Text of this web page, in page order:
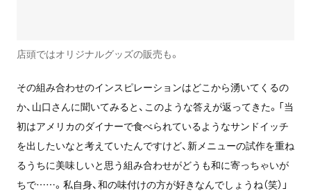
店頭ではオリジナルグッズの販売も。
その組み合わせのインスピレーションはどこから湧いてくるの
か、山口さんに聞いてみると、このような答えが返ってきた。「当
初はアメリカのダイナーで食べられているようなサンドイッチ
を出したいなと考えていたんですけど、新メニューの試作を重ね
るうちに美味しいと思う組み合わせがどうも和に寄っちゃいが
ちで……。私自身、和の味付けの方が好きなんでしょうね（笑）」